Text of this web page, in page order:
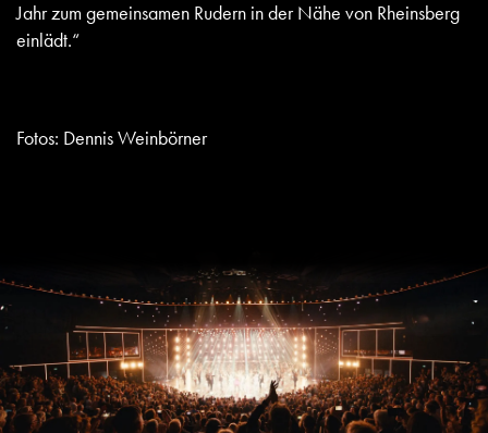
Jahr zum gemeinsamen Rudern in der Nähe von Rheinsberg
einlädt.“
Fotos: Dennis Weinbörner